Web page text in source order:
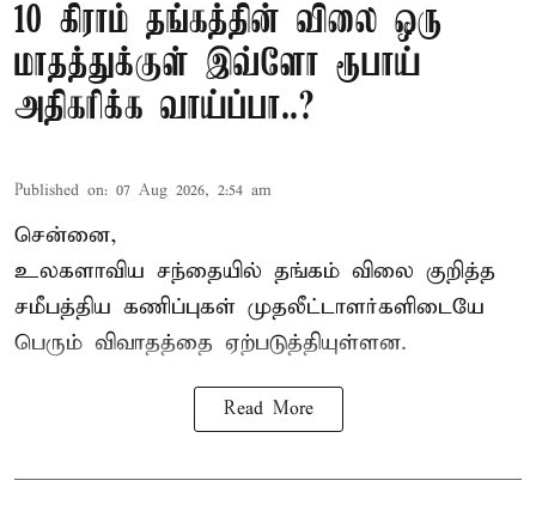
10 கிராம் தங்கத்தின் விலை ஒரு
மாதத்துக்குள் இவ்ளோ ரூபாய்
அதிகரிக்க வாய்ப்பா..?
Published on: 07 Aug 2026, 2:54 am
சென்னை,
உலகளாவிய சந்தையில் தங்கம் விலை குறித்த
சமீபத்திய கணிப்புகள் முதலீட்டாளர்களிடையே
பெரும் விவாதத்தை ஏற்படுத்தியுள்ளன.
Read More